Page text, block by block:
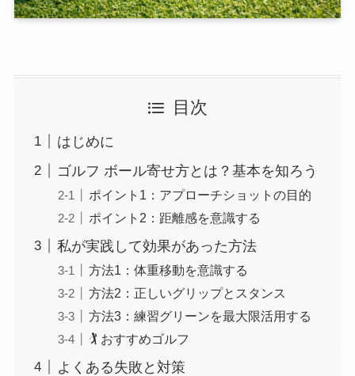
目次
はじめに
ゴルフ ボール寄せ方とは？基本を知ろう
ポイント1：アプローチショットの目的
ポイント2：距離感を意識する
私が実践して効果があった方法
方法1：体重移動を意識する
方法2：正しいグリップとスタンス
方法3：練習グリーンを最大限活用する
🏌️ おすすめゴルフ
よくある失敗と対策